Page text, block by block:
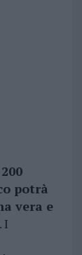
potrà
vera e
I